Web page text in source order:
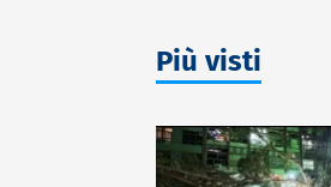
Più visti